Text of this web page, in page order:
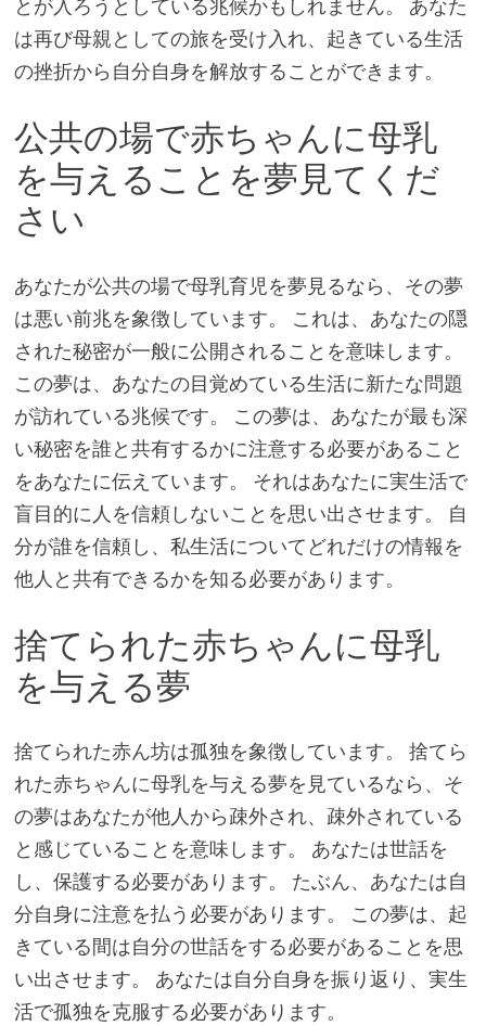
とが入ろうとしている兆候かもしれません。 あなた
は再び母親としての旅を受け入れ、起きている生活
の挫折から自分自身を解放することができます。
公共の場で赤ちゃんに母乳
を与えることを夢見てくだ
さい
あなたが公共の場で母乳育児を夢見るなら、その夢
は悪い前兆を象徴しています。 これは、あなたの隠
された秘密が一般に公開されることを意味します。
この夢は、あなたの目覚めている生活に新たな問題
が訪れている兆候です。 この夢は、あなたが最も深
い秘密を誰と共有するかに注意する必要があること
をあなたに伝えています。 それはあなたに実生活で
盲目的に人を信頼しないことを思い出させます。 自
分が誰を信頼し、私生活についてどれだけの情報を
他人と共有できるかを知る必要があります。
捨てられた赤ちゃんに母乳
を与える夢
捨てられた赤ん坊は孤独を象徴しています。 捨てら
れた赤ちゃんに母乳を与える夢を見ているなら、そ
の夢はあなたが他人から疎外され、疎外されている
と感じていることを意味します。 あなたは世話を
し、保護する必要があります。 たぶん、あなたは自
分自身に注意を払う必要があります。 この夢は、起
きている間は自分の世話をする必要があることを思
い出させます。 あなたは自分自身を振り返り、実生
活で孤独を克服する必要があります。